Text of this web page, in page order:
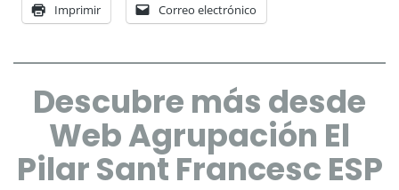
Imprimir Correo electrónico
Descubre más desde
Web Agrupación El
Pilar Sant Francesc ESP